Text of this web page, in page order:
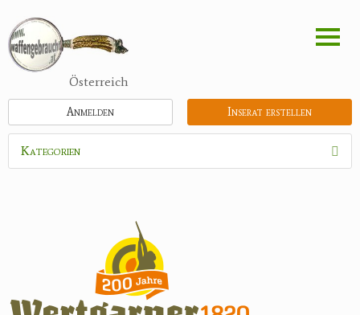
zum
Inhalt
Österreich
Inserat erstellen
Anmelden
Kategorien